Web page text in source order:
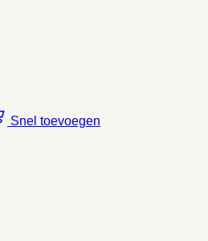
Snel toevoegen